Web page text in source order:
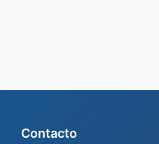
Contacto